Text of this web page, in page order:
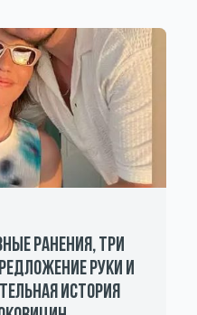
ранения, три
руки и
история